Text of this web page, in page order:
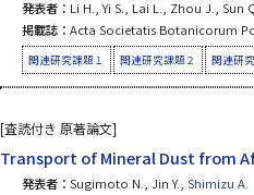
発表者： Li H., Yi S., Lai L., Zhou J., Sun
掲載誌： Acta Societatis Botanicorum
関連研究課題１ 関連研究課題２ 関連研
[査読付き 原著論文]
Transport of Mineral Dust from
発表者： Sugimoto N., Jin Y., Shimizu A.